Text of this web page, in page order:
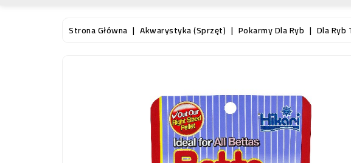
Strona Główna Akwarystyka (sprzęt) Pokarmy Dla Ryb Dla Ryb